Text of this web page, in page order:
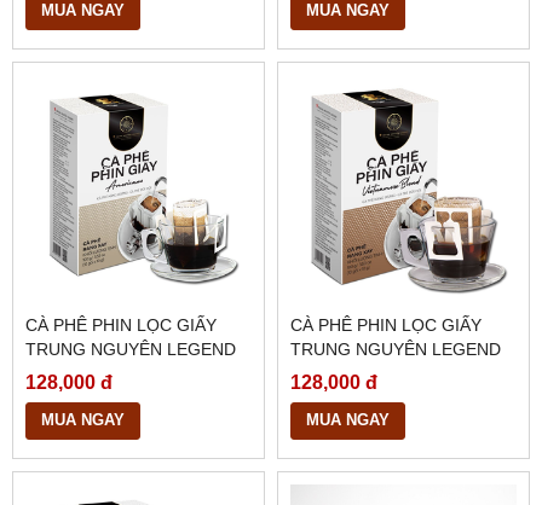
MUA NGAY MUA NGAY
CÀ PHÊ PHIN LỌC GIẤY
TRUNG NGUYÊN LEGEND
AMERICANO
128,000 đ
MUA NGAY
CÀ PHÊ PHIN LỌC GIẤY
TRUNG NGUYÊN LEGEND
VIETNAMESE BLEND
128,000 đ
MUA NGAY